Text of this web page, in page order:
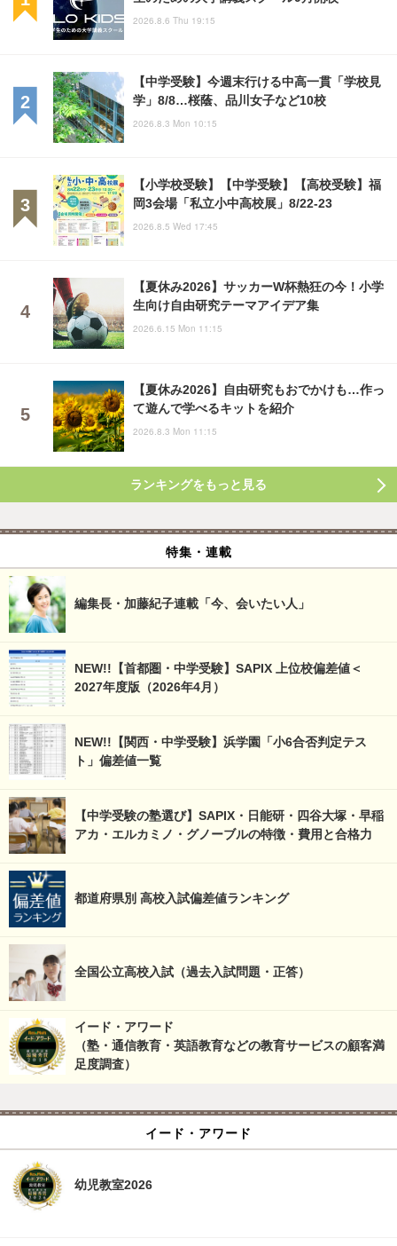
2026.8.6 Thu 19:15
【中学受験】今週末行ける中高一貫「学校見
学」8/8…桜蔭、品川女子など10校
2026.8.3 Mon 10:15
【小学校受験】【中学受験】【高校受験】福
岡3会場「私立小中高校展」8/22-23
2026.8.5 Wed 17:45
【夏休み2026】サッカーW杯熱狂の今！小学
生向け自由研究テーマアイデア集
2026.6.15 Mon 11:15
【夏休み2026】自由研究もおでかけも…作っ
て遊んで学べるキットを紹介
2026.8.3 Mon 11:15
ランキングをもっと見る
特集・連載
編集長・加藤紀子連載「今、会いたい人」
NEW!!【首都圏・中学受験】SAPIX 上位校偏差値＜
2027年度版（2026年4月）
NEW!!【関西・中学受験】浜学園「小6合否判定テス
ト」偏差値一覧
【中学受験の塾選び】SAPIX・日能研・四谷大塚・早稲
アカ・エルカミノ・グノーブルの特徴・費用と合格力
都道府県別 高校入試偏差値ランキング
全国公立高校入試（過去入試問題・正答）
イード・アワード
（塾・通信教育・英語教育などの教育サービスの顧客満
足度調査）
イード・アワード
幼児教室2026